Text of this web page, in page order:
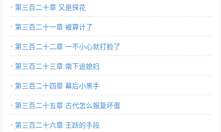
第三百二十章 又是探花
第三百二十一章 被算计了
第三百二十二章 一不小心就打脸了
第三百二十三章 南下追媳妇
第三百二十四章 幕后小黑手
第三百二十五章 古代怎么报复坏蛋
第三百二十六章 王跃的手段